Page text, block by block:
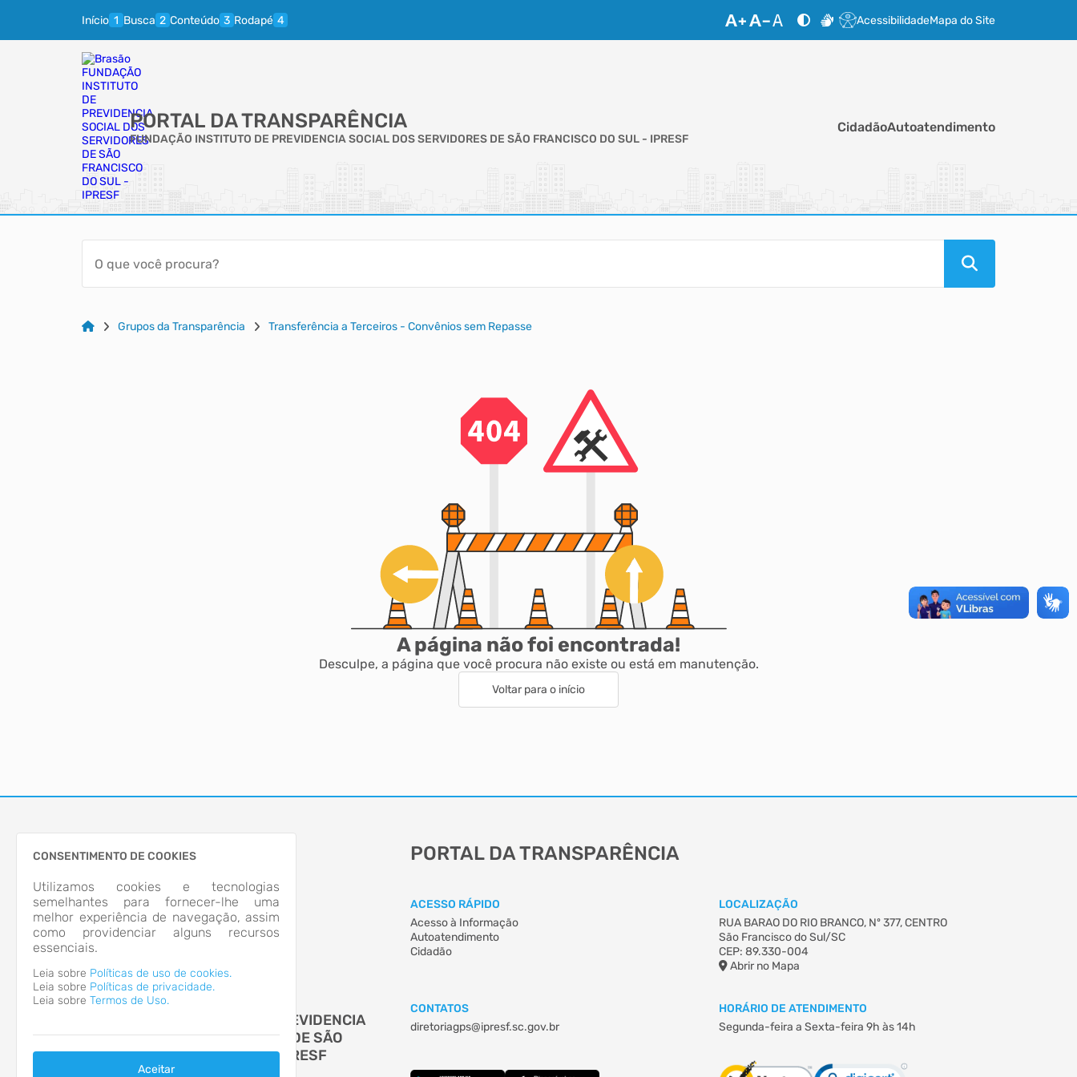
Início Busca Conteúdo Rodapé AcessibilidadeMapa do Site
PORTAL DA TRANSPARÊNCIA
FUNDAÇÃO INSTITUTO DE PREVIDENCIA SOCIAL DOS SERVIDORES DE SÃO FRANCISCO DO SUL - IPRESF
CidadãoAutoatendimento
Grupos da Transparência Transferência a Terceiros - Convênios sem Repasse
A página não foi encontrada!
Desculpe, a página que você procura não existe ou está em manutenção.
Voltar para o início
CONSENTIMENTO DE COOKIES
Utilizamos cookies e tecnologias
semelhantes para fornecer-lhe uma
melhor experiência de navegação, assim
como providenciar alguns recursos
essenciais.
Leia sobre Políticas de uso de cookies.
Leia sobre Políticas de privacidade.
Leia sobre Termos de Uso.
Aceitar
FUNDAÇÃO INSTITUTO DE PREVIDENCIA
SOCIAL DOS SERVIDORES DE SÃO
FRANCISCO DO SUL - IPRESF
PORTAL DA TRANSPARÊNCIA
ACESSO RÁPIDO
Acesso à Informação
Autoatendimento
Cidadão
LOCALIZAÇÃO
RUA BARAO DO RIO BRANCO, Nº 377, CENTRO
São Francisco do Sul/SC
CEP: 89.330-004
Abrir no Mapa
CONTATOS
diretoriagps@ipresf.sc.gov.br
HORÁRIO DE ATENDIMENTO
Segunda-feira a Sexta-feira 9h às 14h